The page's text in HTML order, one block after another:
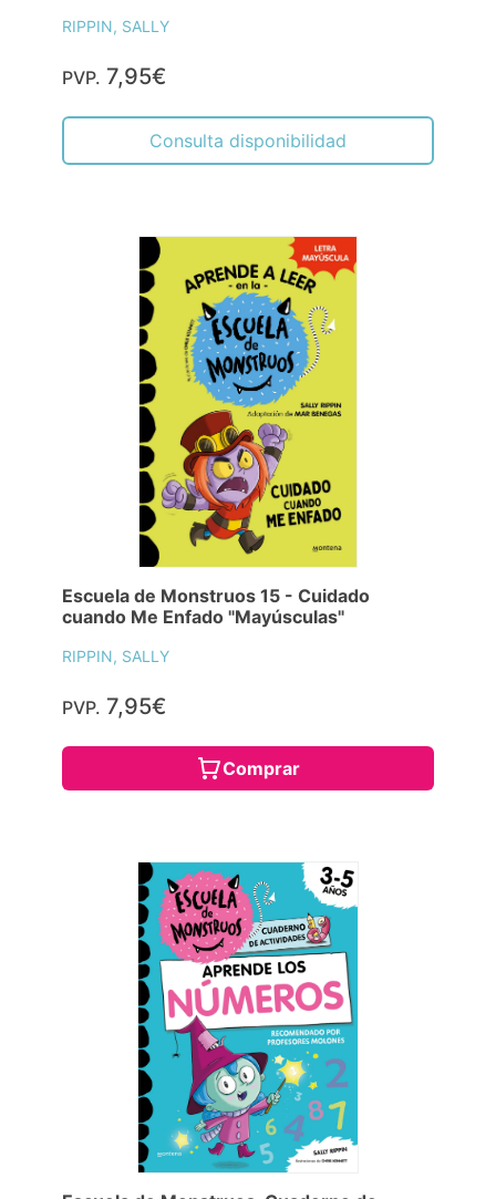
RIPPIN, SALLY
PVP. 7,95€
Consulta disponibilidad
Escuela de Monstruos 15 - Cuidado
cuando Me Enfado "Mayúsculas"
RIPPIN, SALLY
PVP. 7,95€
Comprar